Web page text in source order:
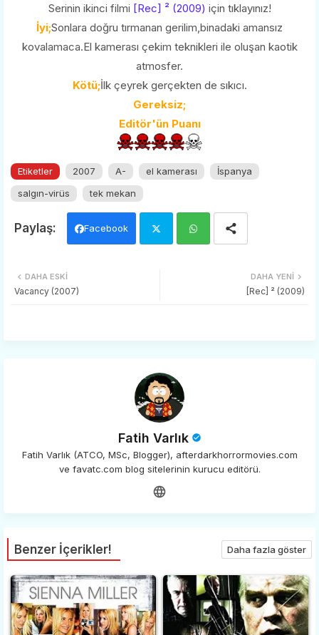
Serinin ikinci filmi [Rec] ² (2009) için tıklayınız!
İyi;Sonlara doğru tırmanan gerilim,binadaki amansız
kovalamaca.El kamerası çekim teknikleri ile oluşan kaotik
atmosfer.
Kötü;İlk çeyrek gerçekten de sıkıcı.
Gereksiz;
Editör'ün Puanı
Etiketler 2007 A- el kamerası
İspanya
salgın-virüs
tek mekan
Facebook
DAHA YENI
[Rec] ² (2009)
DAHA ESKI
Vacancy (2007)
Fatih Varlık
Fatih Varlık (ATCO, MSc, Blogger), afterdarkhorrormovies.com
ve favatc.com blog sitelerinin kurucu editörü.
Benzer İçerikler! Daha fazla göster